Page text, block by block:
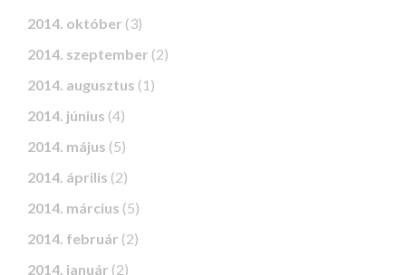
2014. október (3)
2014. szeptember (2)
2014. augusztus (1)
2014. június (4)
2014. május (5)
2014. április (2)
2014. március (5)
2014. február (2)
2014. január (2)